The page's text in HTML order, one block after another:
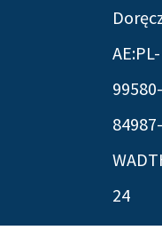
AE:PL-
99580-
84987-
24